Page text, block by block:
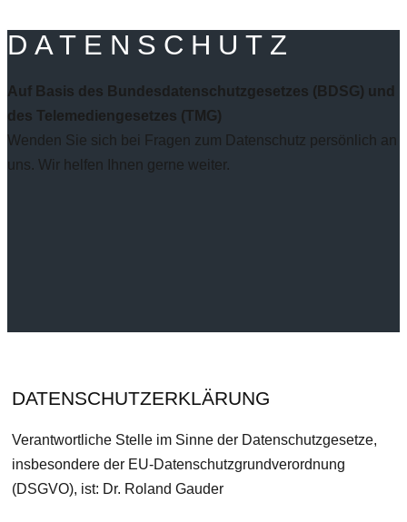
DATENSCHUTZ
Auf Basis des Bundesdatenschutzgesetzes (BDSG) und
des Telemediengesetzes (TMG)
Wenden Sie sich bei Fragen zum Datenschutz persönlich an
uns. Wir helfen Ihnen gerne weiter.
DATENSCHUTZERKLÄRUNG
Verantwortliche Stelle im Sinne der Datenschutzgesetze,
insbesondere der EU-Datenschutzgrundverordnung
(DSGVO), ist: Dr. Roland Gauder